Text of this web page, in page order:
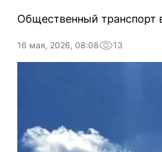
Общественный транспорт
16 мая, 2026, 08:08 13